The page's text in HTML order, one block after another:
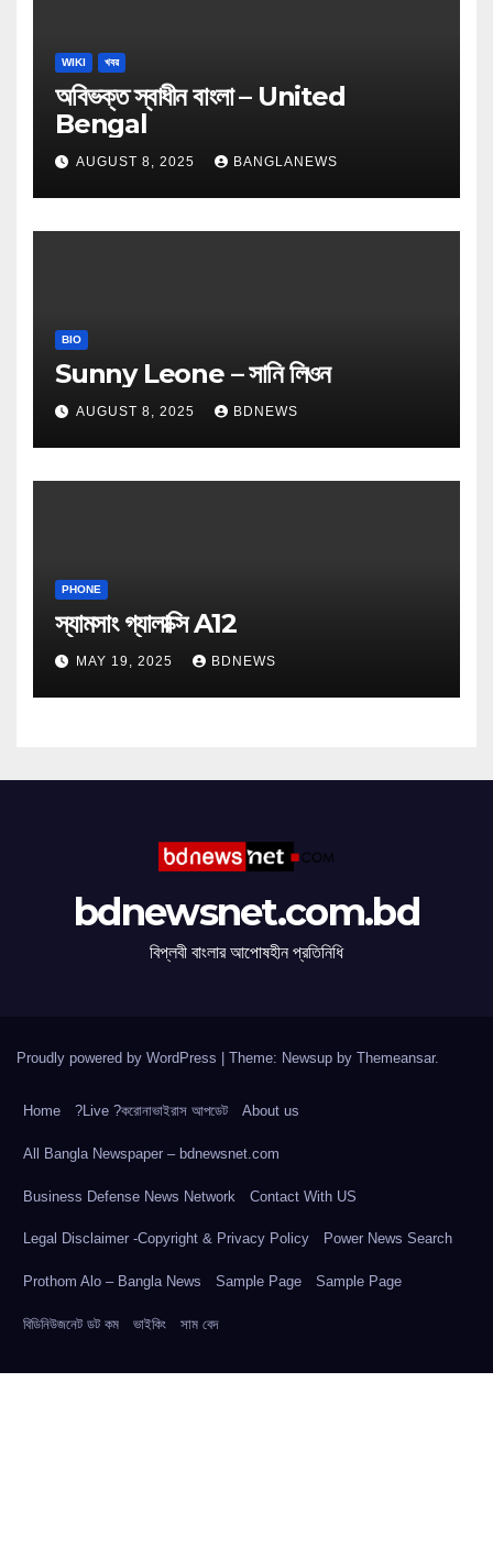
WIKI খবর
অবিভক্ত স্বাধীন বাংলা – United
Bengal
AUGUST 8, 2025 BANGLANEWS
BIO
Sunny Leone – সানি লিওন
AUGUST 8, 2025 BDNEWS
PHONE
স্যামসাং গ্যালাক্সি A12
MAY 19, 2025 BDNEWS
bdnewsnet.com.bd
বিপ্লবী বাংলার আপোষহীন প্রতিনিধি
Proudly powered by WordPress | Theme: Newsup by Themeansar.
Home ?Live ?করোনাভাইরাস আপডেট About us
All Bangla Newspaper – bdnewsnet.com
Business Defense News Network Contact With US
Legal Disclaimer -Copyright & Privacy Policy Power News Search
Prothom Alo – Bangla News Sample Page Sample Page
বিডিনিউজনেট ডট কম ভাইকিং সাম বেদ